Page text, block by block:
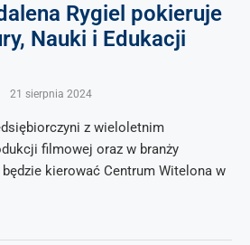
Rygiel pokieruje
Nauki i Edukacji
21 sierpnia 2024
z wieloletnim
filmowej oraz w branży
kierować Centrum Witelona w